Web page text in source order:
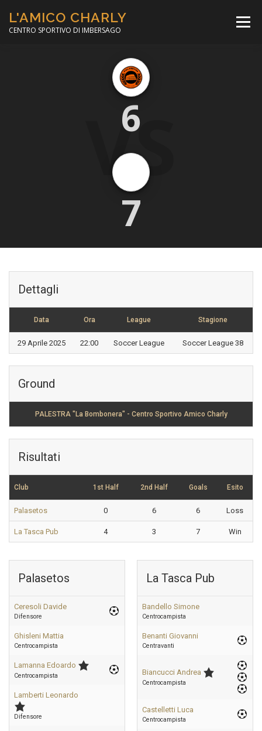
contenuto
L'AMICO CHARLY
CENTRO SPORTIVO DI IMBERSAGO
Menù
CORSO CALCIO A 5
MINIBASKET
VS
6
7
Dettagli
Data Ora League Stagione
29 Aprile 2025 22:00 Soccer League Soccer League 38
Ground
PALESTRA "La Bombonera" - Centro Sportivo Amico Charly
Risultati
Club 1st Half 2nd Half Goals Esito
Palasetos 0 6 6 Loss
La Tasca Pub 4 3 7 Win
Palasetos
Ceresoli Davide
Difensore
Ghisleni Mattia
Centrocampista
Lamanna Edoardo
Centrocampista
Lamberti Leonardo
Difensore
La Tasca Pub
Bandello Simone
Centrocampista
Benanti Giovanni
Centravanti
Biancucci Andrea
Centrocampista
Castelletti Luca
Centrocampista